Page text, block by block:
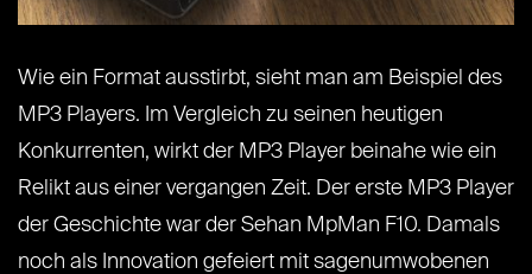
Wie ein Format ausstirbt, sieht man am Beispiel des
MP3 Players. Im Vergleich zu seinen heutigen
Konkurrenten, wirkt der MP3 Player beinahe wie ein
Relikt aus einer vergangen Zeit. Der erste MP3 Player
der Geschichte war der Sehan MpMan F10. Damals
noch als Innovation gefeiert mit sagenumwobenen